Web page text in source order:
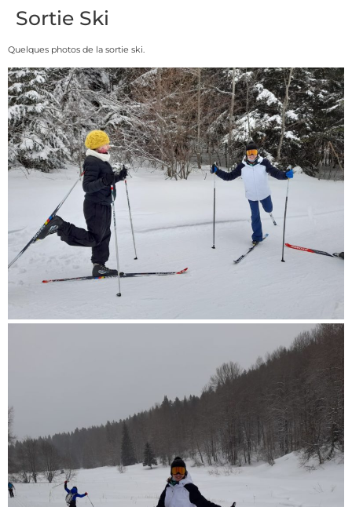
Sortie Ski
Quelques photos de la sortie ski.